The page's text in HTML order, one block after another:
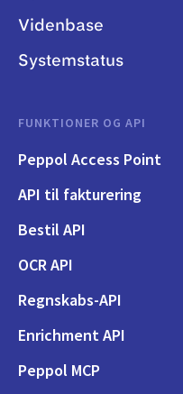
Videnbase
Systemstatus
FUNKTIONER OG API
Peppol Access Point
API til fakturering
Bestil API
OCR API
Regnskabs-API
Enrichment API
Peppol MCP